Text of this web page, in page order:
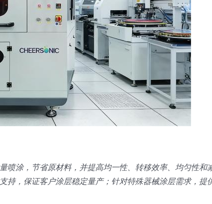
喷涂，节省原材料，并提高均一性、转移效率、均匀性和
持，保证客户涂层稳定量产；针对特殊器械涂层需求，提